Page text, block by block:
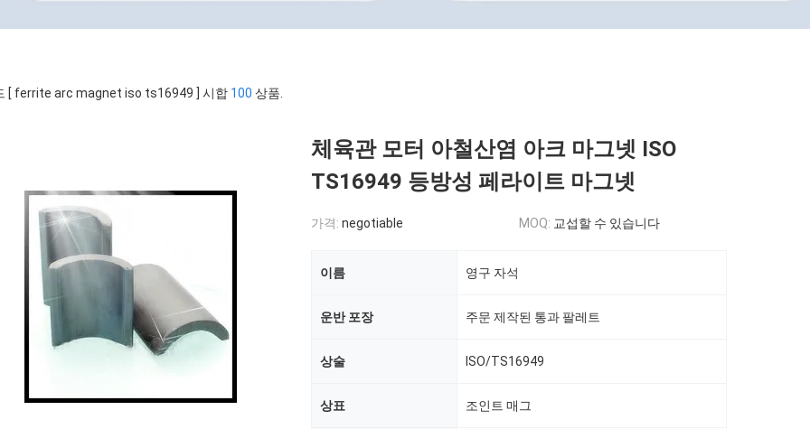
[ ferrite arc magnet iso ts16949 ] 시합 100 상품.
체육관 모터 아철산염 아크 마그넷 ISO
TS16949 등방성 페라이트 마그넷
가격: negotiable MOQ: 교섭할 수 있습니다
이름 영구 자석
운반 포장 주문 제작된 통과 팔레트
상술 ISO/TS16949
상표 조인트 매그